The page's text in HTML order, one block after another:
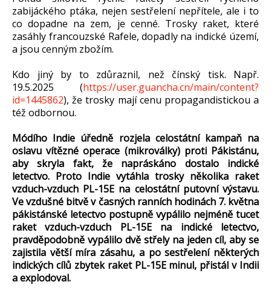
zabijáckého ptáka, nejen sestřelení nepřítele, ale i to
co dopadne na zem, je cenné. Trosky raket, které
zasáhly francouzské Rafele, dopadly na indické území,
a jsou cenným zbožím.
Kdo jiný by to zdůraznil, než čínský tisk. Např.
19.5.2025 (https://user.guancha.cn/main/content?
id=1445862), že trosky mají cenu propagandistickou a
též odbornou.
Módího Indie úředně rozjela celostátní kampaň na
oslavu vítězné operace (mikroválky) proti Pákistánu,
aby skryla fakt, že napráskáno dostalo indické
letectvo. Proto Indie vytáhla trosky několika raket
vzduch-vzduch PL-15E na celostátní putovní výstavu.
Ve vzdušné bitvě v časných ranních hodinách 7. května
pákistánské letectvo postupně vypálilo nejméně tucet
raket vzduch-vzduch PL-15E na indické letectvo,
pravděpodobně vypálilo dvě střely na jeden cíl, aby se
zajistila větší míra zásahu, a po sestřelení některých
indických cílů zbytek raket PL-15E minul, přistál v Indii
a explodoval.